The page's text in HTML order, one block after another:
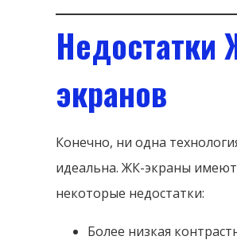
Недостатки
экранов
Конечно, ни одна
идеальна. ЖК-экраны имеют
некоторые недостатки:
Более низкая